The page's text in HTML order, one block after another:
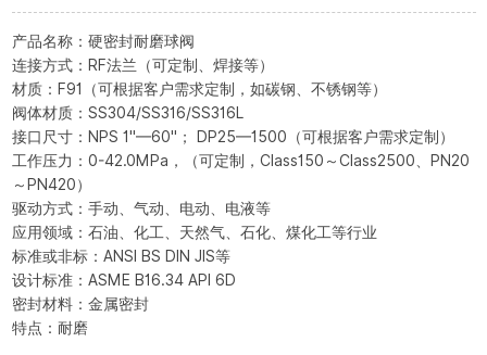
产品名称：硬密封耐磨球阀
连接方式：RF法兰（可定制、焊接等）
材质：F91（可根据客户需求定制，如碳钢、不锈钢等）
阀体材质：SS304/SS316/SS316L
接口尺寸：NPS 1"—60"； DP25—1500（可根据客户需求定制）
工作压力：0-42.0MPa，（可定制，Class150～Class2500、PN20
～PN420）
驱动方式：手动、气动、电动、电液等
应用领域：石油、化工、天然气、石化、煤化工等行业
标准或非标：ANSI BS DIN JIS等
设计标准：ASME B16.34 API 6D
密封材料：金属密封
特点：耐磨